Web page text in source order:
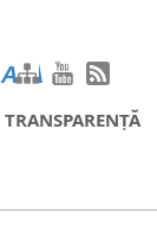
AA
TRANSPARENȚĂ